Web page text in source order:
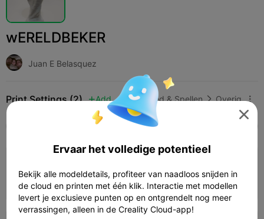
wERELDBEKER
Juan E Belasquez
Print Settings (2) Add Speelgoed & Spellen  Overig 
03h 36m  1 plates 179.15g

Ervaar het volledige potentieel
Bekijk alle modeldetails, profiteer van naadloos snijden in
de cloud en printen met één klik. Interactie met modellen
levert je exclusieve punten op en ontgrendelt nog meer
verrassingen, alleen in de Creality Cloud-app!